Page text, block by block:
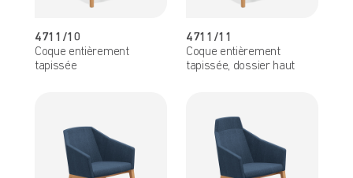
4711/10
Coque entièrement
tapissée
4711/11
Coque entièrement
tapissée, dossier haut